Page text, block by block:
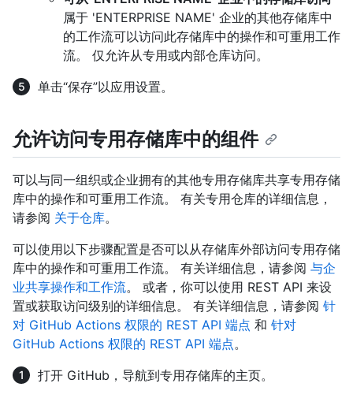
属于 'ENTERPRISE NAME' 企业的其他存储库中
的工作流可以访问此存储库中的操作和可重用工作
流。 仅允许从专用或内部仓库访问。
单击“保存”以应用设置。
允许访问专用存储库中的组件
可以与同一组织或企业拥有的其他专用存储库共享专用存储
库中的操作和可重用工作流。 有关专用仓库的详细信息，
请参阅 关于仓库。
可以使用以下步骤配置是否可以从存储库外部访问专用存储
库中的操作和可重用工作流。 有关详细信息，请参阅 与企
业共享操作和工作流。 或者，你可以使用 REST API 来设
置或获取访问级别的详细信息。 有关详细信息，请参阅 针
对 GitHub Actions 权限的 REST API 端点 和 针对
GitHub Actions 权限的 REST API 端点。
打开 GitHub，导航到专用存储库的主页。